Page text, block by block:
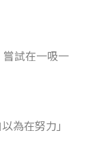
嘗試在一吸一
為在努力」